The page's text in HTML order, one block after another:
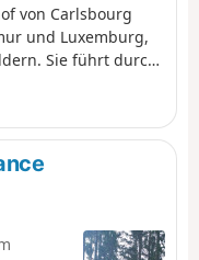
von Carlsbourg
und Luxemburg,
Sie führt durch